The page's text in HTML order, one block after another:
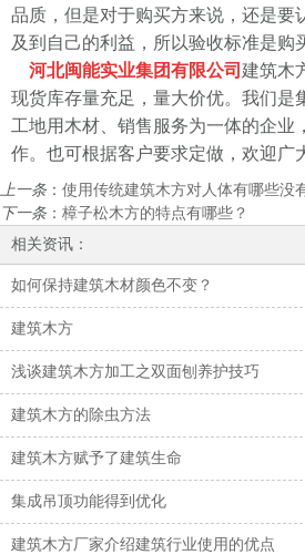
品质，但是对于购买方来说，还是要
及到自己的利益，所以验收标准是购
河北闽能实业集团有限公司 建筑木
现货库存量充足，量大价优。我们是
工地用木材、销售服务为一体的企业
作。也可根据客户要求定做，欢迎广
上一条： 使用传统建筑木方对人体有哪些没
下一条： 樟子松木方的特点有哪些？
相关资讯：
如何保持建筑木材颜色不变？
建筑木方
浅谈建筑木方加工之双面刨养护技巧
建筑木方的除虫方法
建筑木方赋予了建筑生命
集成吊顶功能得到优化
建筑木方厂家介绍建筑行业使用的优点